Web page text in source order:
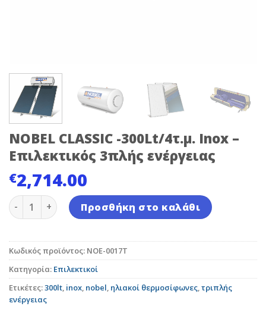
NOBEL CLASSIC -300Lt/4τ.μ. Inox –
Επιλεκτικός 3πλής ενέργειας
€2,714.00
NOBEL CLASSIC -300Lt/4τ.μ. Inox - Επιλεκτικός 3πλής
Προσθήκη στο καλάθι
Κωδικός προϊόντος: NOE-0017T
Κατηγορία: Επιλεκτικοί
Ετικέτες:300lt, inox, nobel, ηλιακοί θερμοσίφωνες,τριπλής
ενέργειας